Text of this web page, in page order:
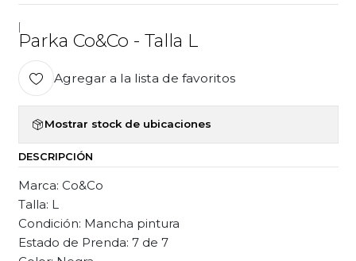
Parka Co&Co - Talla L
Agregar a la lista de favoritos
Mostrar stock de ubicaciones
DESCRIPCIÓN
Marca: Co&Co
Talla: L
Condición: Mancha pintura
Estado de Prenda: 7 de 7